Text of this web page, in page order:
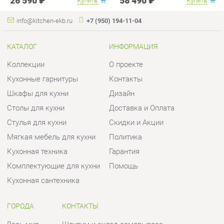
Шкафы для кухни
Мягкая мебель для кухни
Кухонная техника
Комплектующие для кухни
Кухонная сантехника
Дизайн
Политика
Гарантия
Помощь
ГОРОДА
Весь мир
Екатеринбург
КОНТАКТЫ
Шоурум и склад самовывоза
Адрес: г.Екатеринбург,
Уральских рабочих, 54
Часы работы:
Пн - Пт: 10:00 - 20:00 (GMT+5)